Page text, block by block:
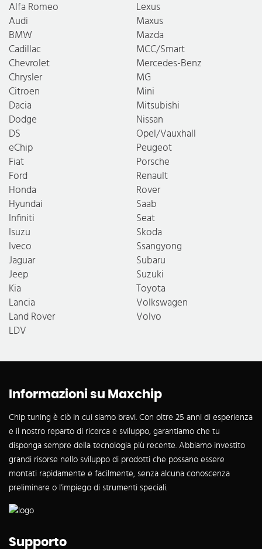
Alfa Romeo
Audi
BMW
Cadillac
Chevrolet
Chrysler
Citroen
Dacia
Dodge
DS
eChip
Fiat
Ford
Honda
Hyundai
Infiniti
Isuzu
Iveco
Jaguar
Jeep
Kia
Lancia
Land Rover
LDV
Lexus
Maxus
Mazda
MCC/Smart
Mercedes-Benz
MG
Mini
Mitsubishi
Nissan
Opel/Vauxhall
Peugeot
Porsche
Renault
Rover
Saab
Seat
Skoda
Ssangyong
Subaru
Suzuki
Toyota
Volkswagen
Volvo
Informazioni su Maxchip
Chip tuning è ciò in cui siamo bravi. Con oltre 25 anni di esperienza
e il nostro reparto di ricerca e sviluppo, garantiamo che tu
disponga sempre della tecnologia più recente. Abbiamo investito
grandi risorse nello sviluppo di prodotti che possano essere
montati rapidamente e facilmente, senza alcuna conoscenza
preliminare o l’impiego di strumenti speciali.
Supporto